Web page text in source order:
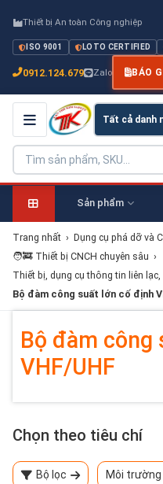
Thiết bị An toàn Công nghiệp
ISO 9001 LOTO CERTIFIED
0912.124.679 Zalo BÁO
Sản phẩm
Trang nhất › Dụng cụ phá dỡ và
🧑‍🚒 Thiết bị CNCH chuyên sâu ›
Thiết bị, dụng cụ thông tin liên lạc,
Bộ đàm công suất lớn cố định
Bộ đàm công
VHF/UHF
Chọn theo tiêu chí
Bộ lọc Môi